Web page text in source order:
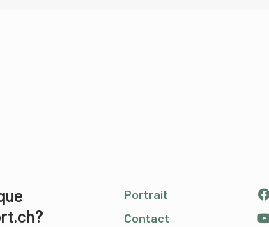
Portrait
Contact